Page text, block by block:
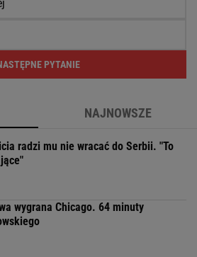
PYTANIE
NAJNOWSZE
radzi mu nie wracać do Serbii. "To
wygrana Chicago. 64 minuty